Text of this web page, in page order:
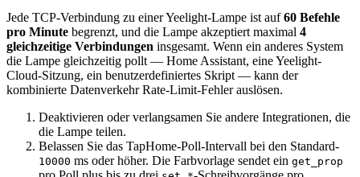
Jede TCP-Verbindung zu einer Yeelight-Lampe ist auf60 Befehle
pro Minute begrenzt, und die Lampe akzeptiert maximal 4
gleichzeitige Verbindungen insgesamt. Wenn ein anderes System
die Lampe gleichzeitig pollt — Home Assistant, eine Yeelight-
Cloud-Sitzung, ein benutzerdefiniertes Skript — kann der
kombinierte Datenverkehr Rate-Limit-Fehler auslösen.
Deaktivieren oder verlangsamen Sie andere Integrationen, die
die Lampe teilen.
Belassen Sie das TapHome-Poll-Intervall bei den Standard-
10000 ms oder höher. Die Farbvorlage sendet ein get_prop